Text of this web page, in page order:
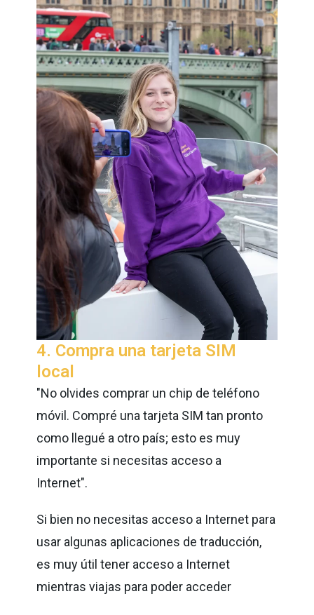
4. Compra una tarjeta SIM
local
"No olvides comprar un chip de teléfono
móvil. Compré una tarjeta SIM tan pronto
como llegué a otro país; esto es muy
importante si necesitas acceso a
Internet".
Si bien no necesitas acceso a Internet para
usar algunas aplicaciones de traducción,
es muy útil tener acceso a Internet
mientras viajas para poder acceder